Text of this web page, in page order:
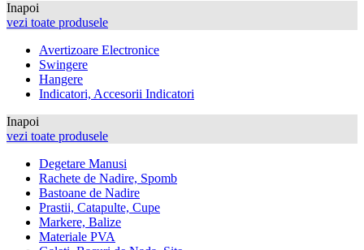
Inapoi
vezi toate produsele
Avertizoare Electronice
Swingere
Hangere
Indicatori, Accesorii Indicatori
Inapoi
vezi toate produsele
Degetare Manusi
Rachete de Nadire, Spomb
Bastoane de Nadire
Prastii, Catapulte, Cupe
Markere, Balize
Materiale PVA